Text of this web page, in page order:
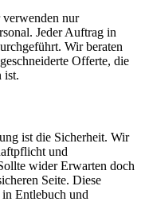
verwenden nur
Jeder Auftrag in
Wir beraten
Offerte, die
ist.
ist die Sicherheit. Wir
und
wider Erwarten doch
Seite. Diese
Entlebuch und